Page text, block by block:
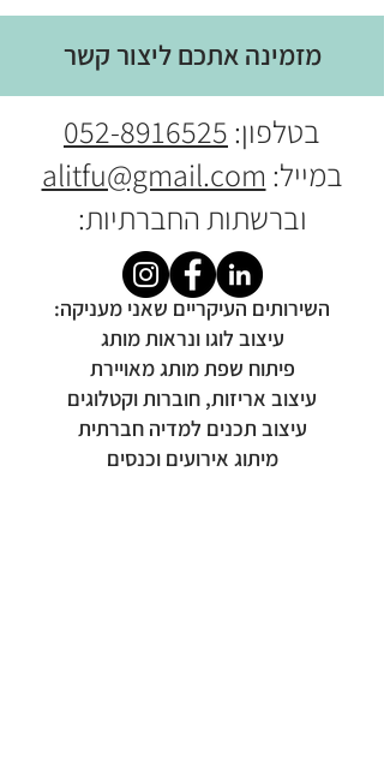
מזמינה אתכם ליצור קשר
בטלפון: 052-8916525
במייל: alitfu@gmail.com
וברשתות החברתיות:
​​השירותים העיקריים שאני מעניקה:
עיצוב לוגו ונראות מותג
פיתוח שפת מותג מאויירת
עיצוב אריזות, חוברות וקטלוגים
עיצוב תכנים למדיה חברתית
מיתוג אירועים וכנסים